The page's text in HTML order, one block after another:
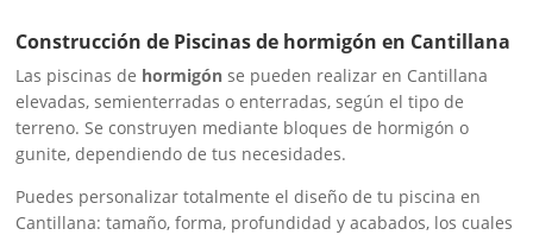
Construcción de Piscinas de hormigón en Cantillana
Las piscinas de hormigónse pueden realizar en Cantillana
elevadas, semienterradas o enterradas, según el tipo de
terreno. Se construyen mediante bloques de hormigón o
gunite, dependiendo de tus necesidades.
Puedes personalizar totalmente el diseño de tu piscina en
Cantillana: tamaño, forma, profundidad y acabados, los cuales